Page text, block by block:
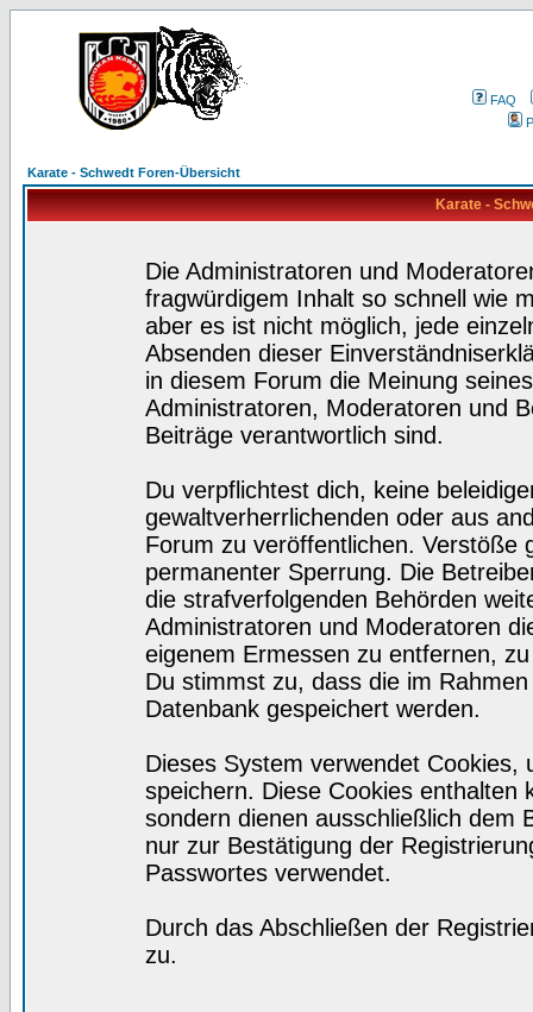
FAQ
Karate - Schwedt Foren-Übersicht
Karate -
Die Administratoren und
fragwürdigem Inhalt so schnell wie
aber es ist nicht möglich, jede
Absenden dieser
in diesem Forum die Meinung
Administratoren, Moderatoren und
Beiträge verantwortlich sind.
Du verpflichtest dich, keine
gewaltverherrlichenden oder aus
Forum zu veröffentlichen. Verstöße
permanenter Sperrung. Die
die strafverfolgenden Behörden
Administratoren und Moderatoren
eigenem Ermessen zu entfernen,
Du stimmst zu, dass die im
Datenbank gespeichert werden.
Dieses System verwendet
speichern. Diese Cookies enthalten
sondern dienen ausschließlich dem
nur zur Bestätigung der
Passwortes verwendet.
Durch das Abschließen der
zu.